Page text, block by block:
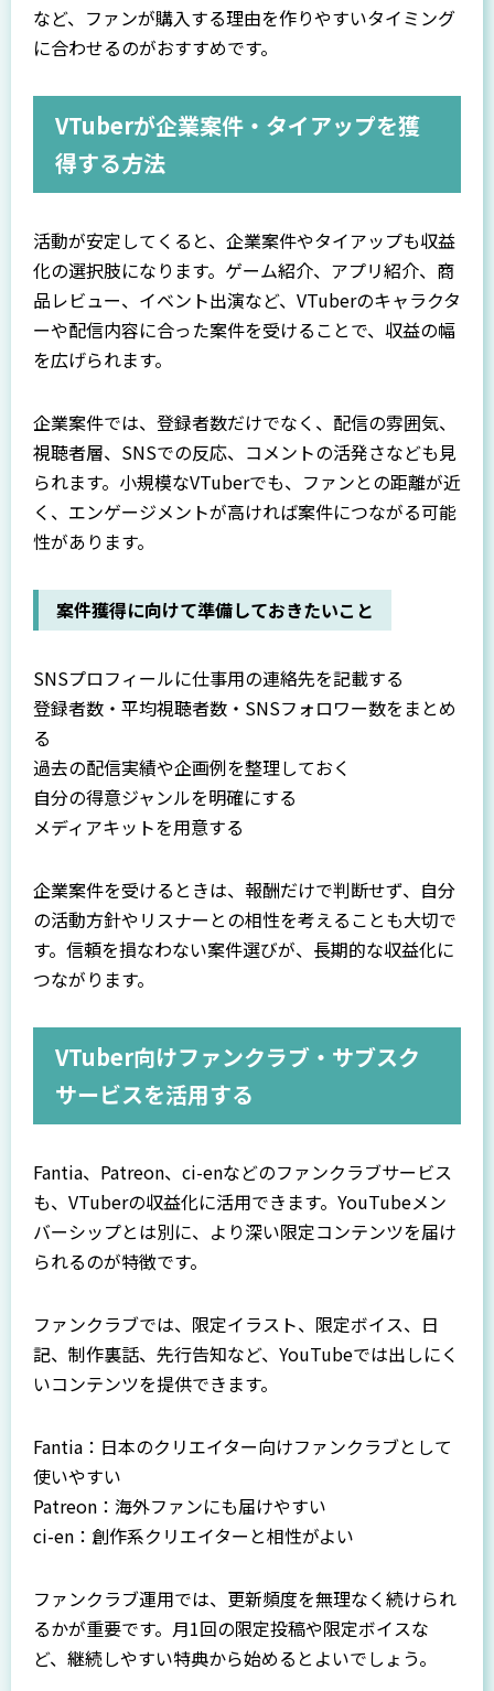
など、ファンが購入する理由を作りやすいタイミング
に合わせるのがおすすめです。
VTuberが企業案件・タイアップを獲
得する方法
活動が安定してくると、企業案件やタイアップも収益
化の選択肢になります。ゲーム紹介、アプリ紹介、商
品レビュー、イベント出演など、VTuberのキャラクタ
ーや配信内容に合った案件を受けることで、収益の幅
を広げられます。
企業案件では、登録者数だけでなく、配信の雰囲気、
視聴者層、SNSでの反応、コメントの活発さなども見
られます。小規模なVTuberでも、ファンとの距離が近
く、エンゲージメントが高ければ案件につながる可能
性があります。
案件獲得に向けて準備しておきたいこと
SNSプロフィールに仕事用の連絡先を記載する
登録者数・平均視聴者数・SNSフォロワー数をまとめ
る
過去の配信実績や企画例を整理しておく
自分の得意ジャンルを明確にする
メディアキットを用意する
企業案件を受けるときは、報酬だけで判断せず、自分
の活動方針やリスナーとの相性を考えることも大切で
す。信頼を損なわない案件選びが、長期的な収益化に
つながります。
VTuber向けファンクラブ・サブスク
サービスを活用する
Fantia、Patreon、ci-enなどのファンクラブサービス
も、VTuberの収益化に活用できます。YouTubeメン
バーシップとは別に、より深い限定コンテンツを届け
られるのが特徴です。
ファンクラブでは、限定イラスト、限定ボイス、日
記、制作裏話、先行告知など、YouTubeでは出しにく
いコンテンツを提供できます。
Fantia：日本のクリエイター向けファンクラブとして
使いやすい
Patreon：海外ファンにも届けやすい
ci-en：創作系クリエイターと相性がよい
ファンクラブ運用では、更新頻度を無理なく続けられ
るかが重要です。月1回の限定投稿や限定ボイスな
ど、継続しやすい特典から始めるとよいでしょう。